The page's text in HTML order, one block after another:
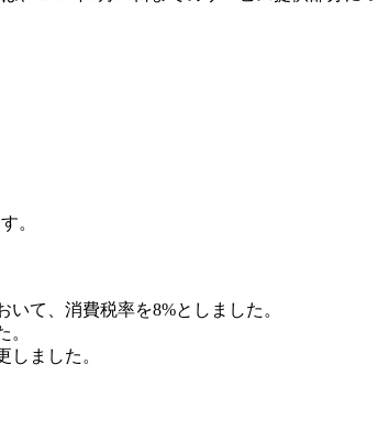
。
て、消費税率を8%としました。
。
しました。